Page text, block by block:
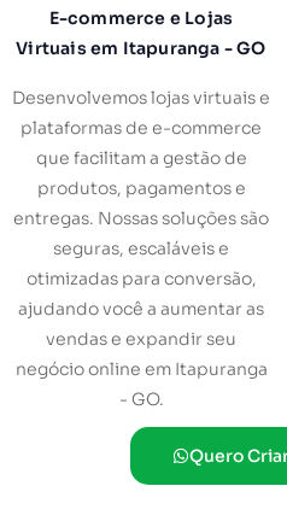
E-commerce e Lojas
Virtuais em Itapuranga - GO
Desenvolvemos lojas virtuais e
plataformas de e-commerce
que facilitam a gestão de
produtos, pagamentos e
entregas. Nossas soluções são
seguras, escaláveis e
otimizadas para conversão,
ajudando você a aumentar as
vendas e expandir seu
negócio online em Itapuranga
- GO.
Quero